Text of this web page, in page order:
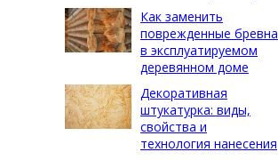
Как заменить
поврежденные бревна
в эксплуатируемом
деревянном доме
Декоративная
штукатурка: виды,
свойства и
технология нанесения